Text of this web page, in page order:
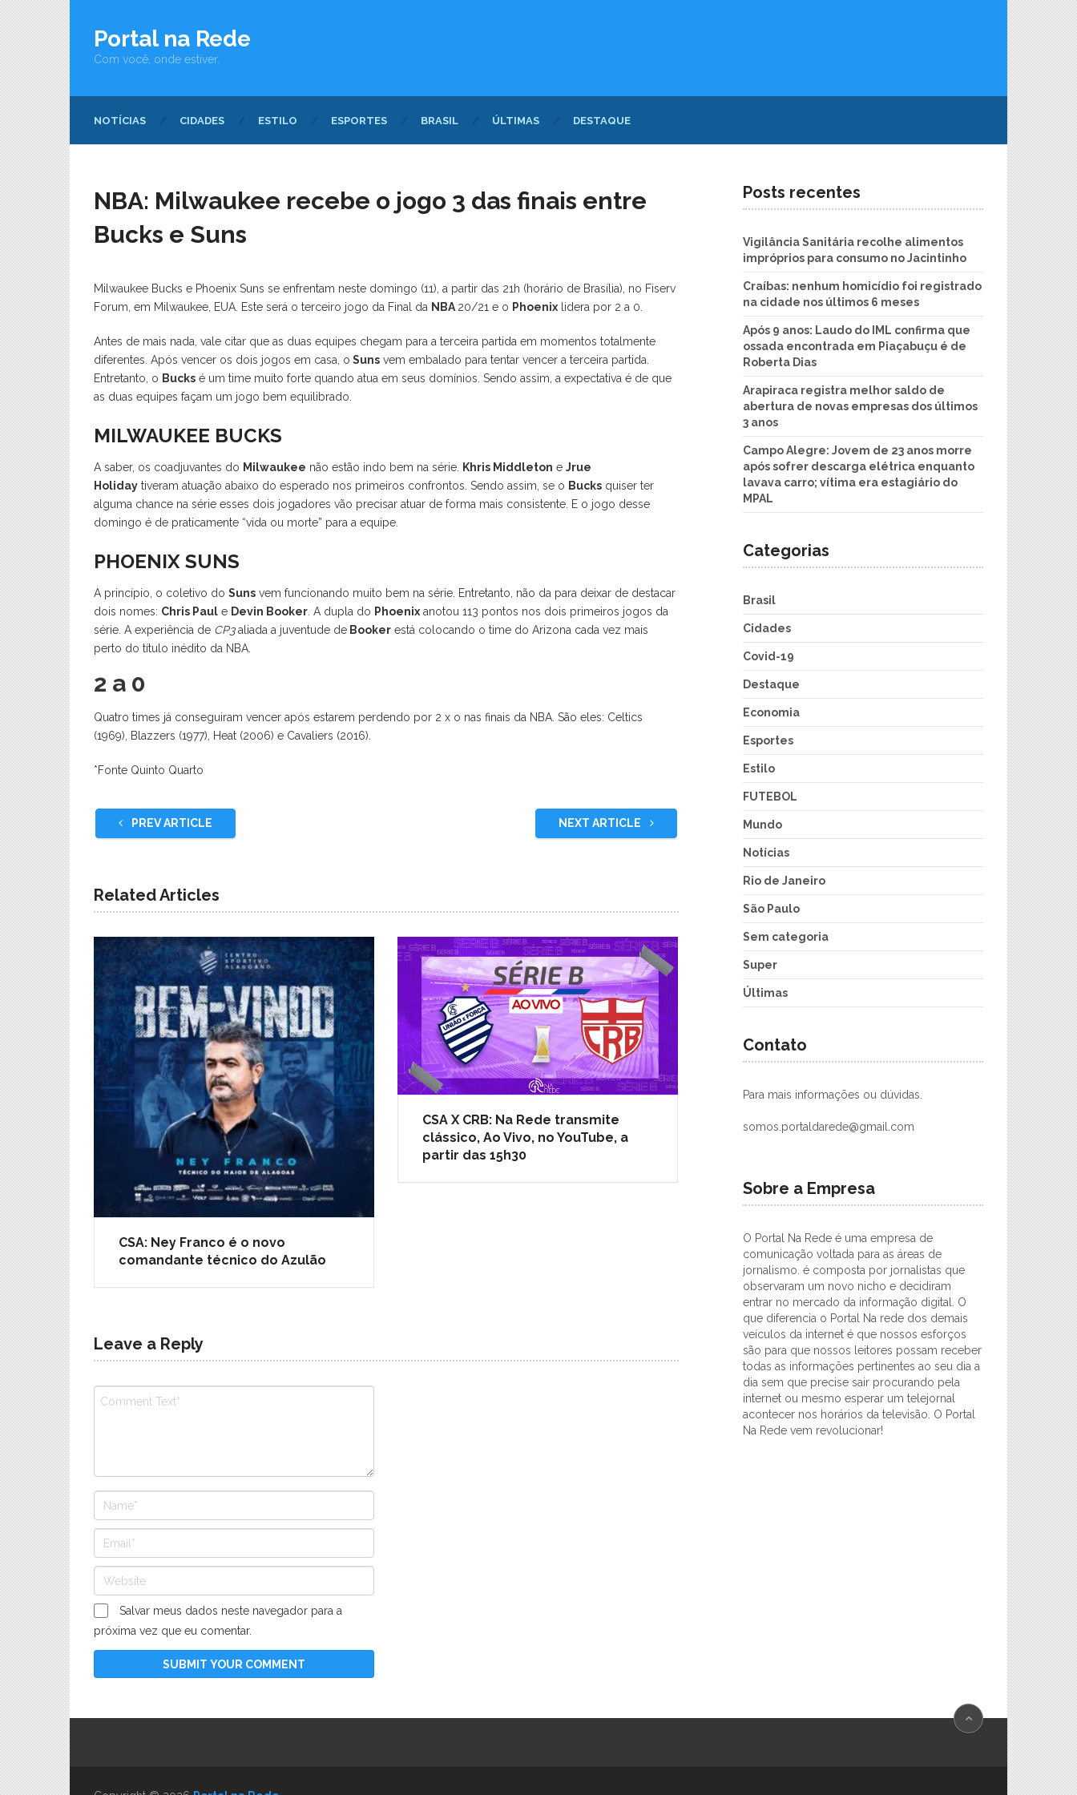
Portal na Rede
Com você, onde estiver.
NOTÍCIAS CIDADES ESTILO ESPORTES BRASIL ÚLTIMAS DESTAQUE
NBA: Milwaukee recebe o jogo 3 das finais entre
Bucks e Suns
Milwaukee Bucks e Phoenix Suns se enfrentam neste domingo (11), a partir das 21h (horário de Brasília), no Fiserv
Forum, em Milwaukee, EUA. Este será o terceiro jogo da Final da NBA 20/21 e o Phoenix lidera por 2 a 0.
Antes de mais nada, vale citar que as duas equipes chegam para a terceira partida em momentos totalmente
diferentes. Após vencer os dois jogos em casa, o Suns vem embalado para tentar vencer a terceira partida.
Entretanto, o Bucks é um time muito forte quando atua em seus domínios. Sendo assim, a expectativa é de que
as duas equipes façam um jogo bem equilibrado.
MILWAUKEE BUCKS
A saber, os coadjuvantes do Milwaukee não estão indo bem na série. Khris Middleton e Jrue
Holiday tiveram atuação abaixo do esperado nos primeiros confrontos. Sendo assim, se o Bucks quiser ter
alguma chance na série esses dois jogadores vão precisar atuar de forma mais consistente. E o jogo desse
domingo é de praticamente “vida ou morte” para a equipe.
PHOENIX SUNS
A princípio, o coletivo do Suns vem funcionando muito bem na série. Entretanto, não da para deixar de destacar
dois nomes: Chris Paul e Devin Booker . A dupla do Phoenix anotou 113 pontos nos dois primeiros jogos da
série. A experiência de CP3aliada a juventude de Booker está colocando o time do Arizona cada vez mais
perto do título inédito da NBA.
2 a 0
Quatro times já conseguiram vencer após estarem perdendo por 2 x o nas finais da NBA. São eles: Celtics
(1969), Blazzers (1977), Heat (2006) e Cavaliers (2016).
*Fonte Quinto Quarto
PREV ARTICLE NEXT ARTICLE
Related Articles
CSA: Ney Franco é o novo
comandante técnico do Azulão
CSA X CRB: Na Rede transmite
clássico, Ao Vivo, no YouTube, a
partir das 15h30
Leave a Reply
Salvar meus dados neste navegador para a
próxima vez que eu comentar.
Posts recentes
Vigilância Sanitária recolhe alimentos
impróprios para consumo no Jacintinho
Craíbas: nenhum homicídio foi registrado
na cidade nos últimos 6 meses
Após 9 anos: Laudo do IML confirma que
ossada encontrada em Piaçabuçu é de
Roberta Dias
Arapiraca registra melhor saldo de
abertura de novas empresas dos últimos
3 anos
Campo Alegre: Jovem de 23 anos morre
após sofrer descarga elétrica enquanto
lavava carro; vítima era estagiário do
MPAL
Categorias
Brasil
Cidades
Covid-19
Destaque
Economia
Esportes
Estilo
FUTEBOL
Mundo
Notícias
Rio de Janeiro
São Paulo
Sem categoria
Super
Últimas
Contato
Para mais informações ou dúvidas.
somos.portaldarede@gmail.com
Sobre a Empresa
O Portal Na Rede é uma empresa de
comunicação voltada para as áreas de
jornalismo. é composta por jornalistas que
observaram um novo nicho e decidiram
entrar no mercado da informação digital. O
que diferencia o Portal Na rede dos demais
veículos da internet é que nossos esforços
são para que nossos leitores possam receber
todas as informações pertinentes ao seu dia a
dia sem que precise sair procurando pela
internet ou mesmo esperar um telejornal
acontecer nos horários da televisão. O Portal
Na Rede vem revolucionar!